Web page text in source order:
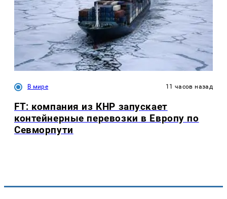
В мире 11 часов назад
FT: компания из КНР запускает
контейнерные перевозки в Европу по
Севморпути